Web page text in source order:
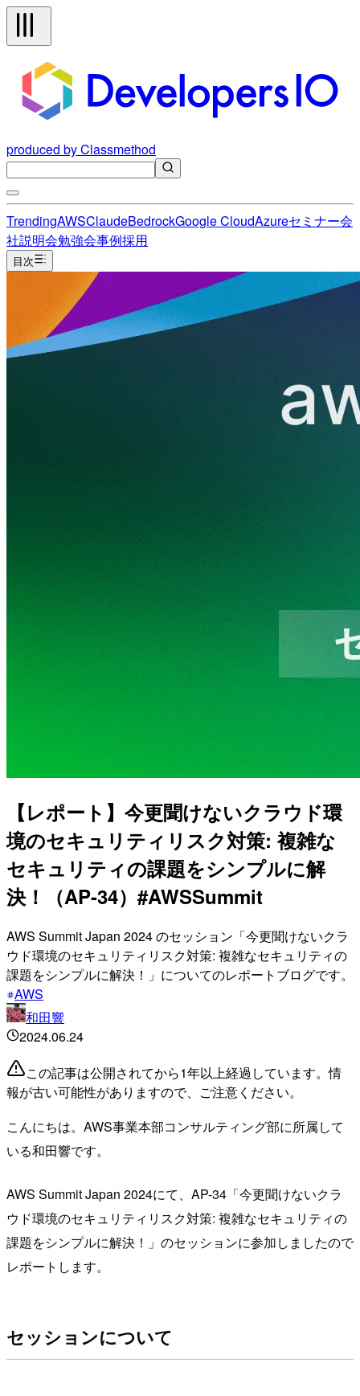
produced by Classmethod
TrendingAWSClaudeBedrockGoogle CloudAzureセミナー会
社説明会勉強会事例採用
目次
【レポート】今更聞けないクラウド環
境のセキュリティリスク対策: 複雑な
セキュリティの課題をシンプルに解
決！（AP-34）#AWSSummit
AWS Summit Japan 2024 のセッション「今更聞けないクラ
ウド環境のセキュリティリスク対策: 複雑なセキュリティの
課題をシンプルに解決！」についてのレポートブログです。
AWS
和田響
2024.06.24
この記事は公開されてから1年以上経過しています。情
報が古い可能性がありますので、ご注意ください。
こんにちは。AWS事業本部コンサルティング部に所属して
いる和田響です。
AWS Summit Japan 2024にて、AP-34「今更聞けないクラ
ウド環境のセキュリティリスク対策: 複雑なセキュリティの
課題をシンプルに解決！」のセッションに参加しましたので
レポートします。
セッションについて